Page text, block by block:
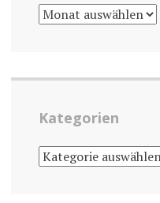
ARCHIV
Kategorien
KATEGORIEN